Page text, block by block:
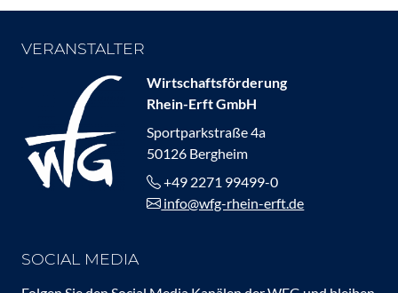
VERANSTALTER
Wirtschaftsförderung
Rhein-Erft GmbH
Sportparkstraße 4a
50126 Bergheim
+49 2271 99499-0
info@wfg-rhein-erft.de
SOCIAL MEDIA